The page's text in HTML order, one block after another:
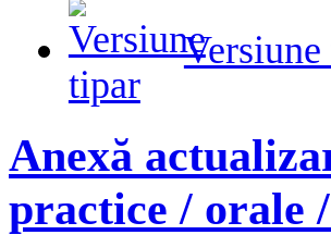
Anexă
practice / orale